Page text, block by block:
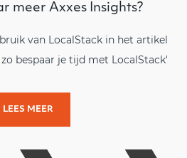
meer Axxes Insights?
van LocalStack in het artikel
bespaar je tijd met LocalStack'